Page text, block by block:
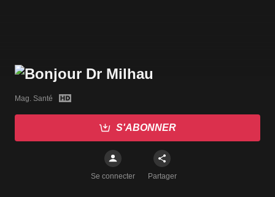
Mag. Santé
S'ABONNER
Se connecter Partager